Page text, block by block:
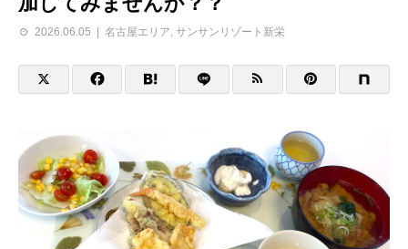
2026.06.05 名古屋エリア サンサンリゾート新栄